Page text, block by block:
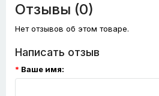
Отзывы (0)
Нет отзывов об этом товаре.
Написать отзыв
Ваше имя: